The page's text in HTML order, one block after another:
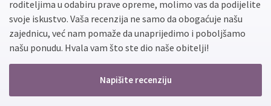
roditeljima u odabiru prave opreme, molimo vas da podijelite
svoje iskustvo. Vaša recenzija ne samo da obogaćuje našu
zajednicu, već nam pomaže da unaprijedimo i poboljšamo
našu ponudu. Hvala vam što ste dio naše obitelji!
Napišite recenziju